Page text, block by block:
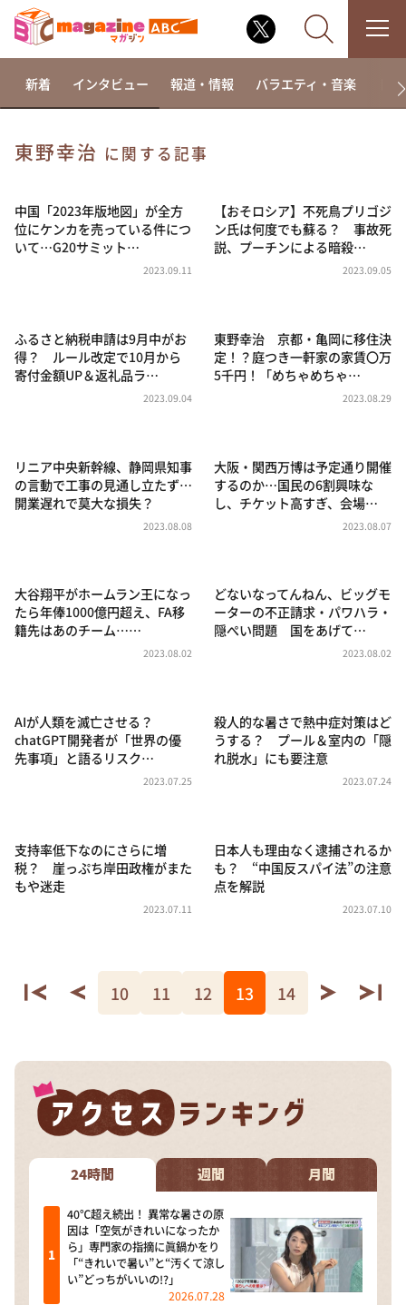
相席食堂
これ余談なんですけど・・・
～人生密着トークバラエティ！～ やすとものいたっ
news おかえり
河合＆A.B.C-Z塚田×福井アナ「なんでやねん！？」
（news おかえり）
朝だ！生です旅サラダ
教えて！ニュースライブ 正義のミカタ
ポツンと一軒家
ザキ山小屋本館
新着 インタビュー 報道・情報 バラエティ・音楽 ド
東野幸治 に関する記事
中国「2023年版地図」が全方
位にケンカを売っている件につ
いて…G20サミット…
2023.09.11
【おそロシア】不死鳥プリゴジ
ン氏は何度でも蘇る？ 事故死
説、プーチンによる暗殺…
2023.09.05
ふるさと納税申請は9月中がお
得？ ルール改定で10月から
寄付金額UP＆返礼品ラ…
2023.09.04
東野幸治 京都・亀岡に移住決
定！？庭つき一軒家の家賃〇万
5千円！「めちゃめちゃ…
2023.08.29
リニア中央新幹線、静岡県知事
の言動で工事の見通し立たず…
開業遅れで莫大な損失？
2023.08.08
大阪・関西万博は予定通り開催
するのか…国民の6割興味な
し、チケット高すぎ、会場…
2023.08.07
大谷翔平がホームラン王になっ
たら年俸1000億円超え、FA移
籍先はあのチーム……
2023.08.02
どないなってんねん、ビッグモ
ーターの不正請求・パワハラ・
隠ぺい問題 国をあげて…
2023.08.02
AIが人類を滅亡させる？
chatGPT開発者が「世界の優
先事項」と語るリスク…
2023.07.25
殺人的な暑さで熱中症対策はど
うする？ プール＆室内の「隠
れ脱水」にも要注意
2023.07.24
支持率低下なのにさらに増
税？ 崖っぷち岸田政権がまた
もや迷走
2023.07.11
日本人も理由なく逮捕されるか
も？ “中国反スパイ法”の注意
点を解説
2023.07.10
10 11 12 13 14
24時間 週間 月間
40℃超え続出！ 異常な暑さの原
因は「空気がきれいになったか
ら」専門家の指摘に眞鍋かをり
「“きれいで暑い”と“汚くて涼し
い”どっちがいいの!?」
2026.07.28